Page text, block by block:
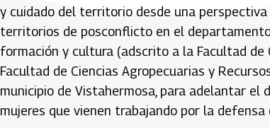
y cuidado del territorio desde una
territorios de posconflicto en el
formación y cultura (adscrito a la Facultad de
Facultad de Ciencias Agropecuarias y
municipio de Vistahermosa, para adelantar el
mujeres que vienen trabajando por la